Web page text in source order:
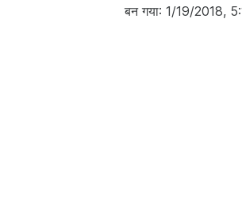
बन गया: 1/19/2018,